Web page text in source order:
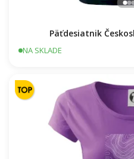
Päťdesiatnik
NA SKLADE